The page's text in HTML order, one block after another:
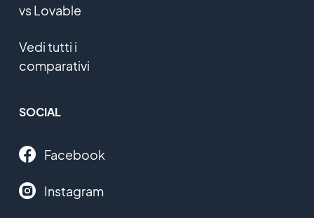
vs Lovable
Vedi tutti i
comparativi
SOCIAL
Facebook
Instagram